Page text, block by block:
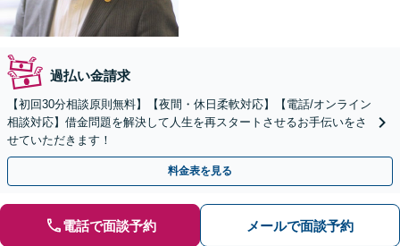
過払い金請求
【初回30分相談原則無料】【夜間・休日柔軟対応】【電話/オンライン
相談対応】借金問題を解決して人生を再スタートさせるお手伝いをさ
せていただきます！
料金表を見る
電話で面談予約 メールで面談予約